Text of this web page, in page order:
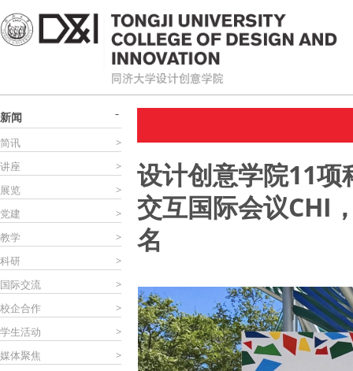
新闻
简讯
>
讲座
>
展览
>
党建
>
教学
>
科研
>
国际交流
>
校企合作
>
学生活动
>
媒体聚焦
>
设计创意学院11
交互国际会议CHI
名